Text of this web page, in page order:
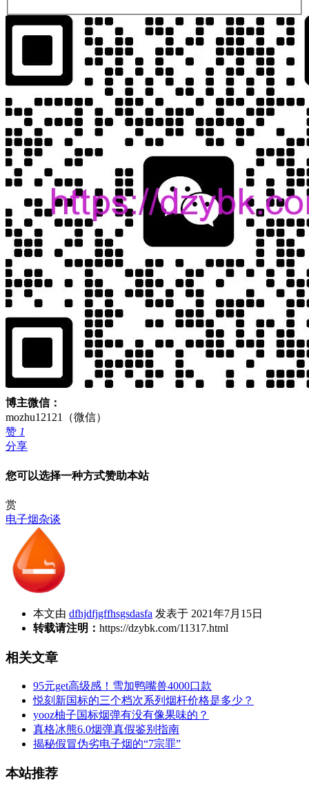
博主微信：
mozhu12121（微信）
赞 1
分享
您可以选择一种方式赞助本站
赏
电子烟杂谈
本文由 dfhjdfjgffhsgsdasfa 发表于 2021年7月15日
转载请注明： https://dzybk.com/11317.html
相关文章
95元get高级感！雪加鸭嘴兽4000口款
悦刻新国标的三个档次系列烟杆价格是多少？
yooz柚子国标烟弹有没有像果味的？
真格冰熊6.0烟弹真假鉴别指南
揭秘假冒伪劣电子烟的“7宗罪”
本站推荐